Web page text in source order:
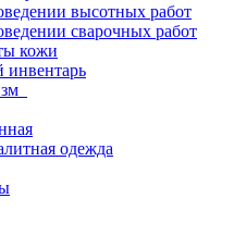
высотных работ
сварочных работ
кожи
инвентарь
одежда